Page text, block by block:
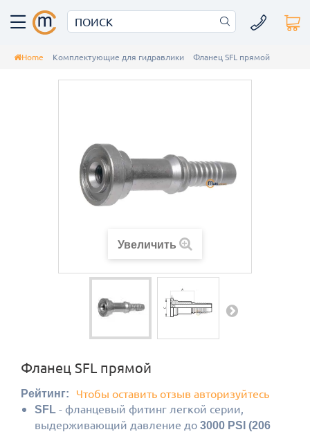
Home Комплектующие для гидравлики Фланец SFL прямой
Увеличить
Фланец SFL прямой
Рейтинг: Чтобы оставить отзыв авторизуйтесь
SFL - фланцевый фитинг легкой серии,
выдерживающий давление до 3000 PSI (206